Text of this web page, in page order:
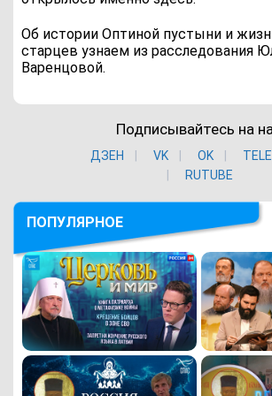
Об истории Оптиной пустыни и
старцев узнаем из расследования
Варенцовой.
Подписывайтесь на
ДЗЕН VK ОK
RUTUBE
ПОПУЛЯРНОЕ